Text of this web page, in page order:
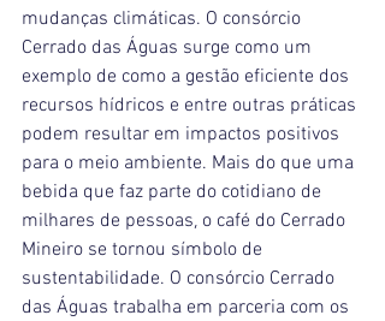
mudanças climáticas. O consórcio
Cerrado das Águas surge como um
exemplo de como a gestão eficiente dos
recursos hídricos e entre outras práticas
podem resultar em impactos positivos
para o meio ambiente. Mais do que uma
bebida que faz parte do cotidiano de
milhares de pessoas, o café do Cerrado
Mineiro se tornou símbolo de
sustentabilidade. O consórcio Cerrado
das Águas trabalha em parceria com os